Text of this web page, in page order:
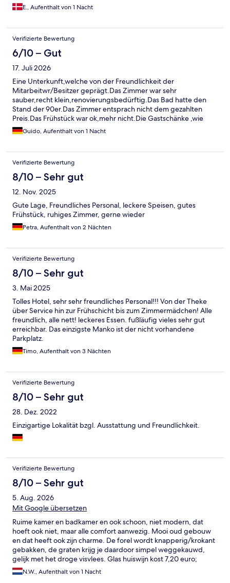
E., Aufenthalt von 1 Nacht
Verifizierte Bewertung
6/10 – Gut
17. Juli 2026
Eine Unterkunft,welche von der Freundlichkeit der
Mitarbeitwr/Besitzer geprägt.Das Zimmer war sehr
sauber,recht klein,renovierungsbedürftig.Das Bad hatte den
Stand der 90er.Das Zimmer entsprach nicht dem gezahlten
Preis.Das Frühstück war ok,mehr nicht.Die Gastschänke ,wie
auch der Aussenbereich waren sehr einladend.Angeboten
wurde lokale Küche,wie Forellwn,Krüstchenbraten etc.Dass
essen,jedoch nicht übernachten
Guido, Aufenthalt von 1 Nacht
Verifizierte Bewertung
8/10 – Sehr gut
12. Nov. 2025
Gute Lage, Freundliches Personal, leckere Speisen, gutes
Frühstück, ruhiges Zimmer, gerne wieder
Petra, Aufenthalt von 2 Nächten
Verifizierte Bewertung
8/10 – Sehr gut
3. Mai 2025
Tolles Hotel, sehr sehr freundliches Personal!!! Von der Theke
über Service hin zur Frühschicht bis zum Zimmermädchen! Alle
freundlich, alle nett! leckeres Essen. fußläufig vieles sehr gut
erreichbar. Das einzigste Manko ist der nicht vorhandene
Parkplatz.
Timo, Aufenthalt von 3 Nächten
Verifizierte Bewertung
8/10 – Sehr gut
28. Dez. 2022
Einzigartige Lokalität bzgl. Ausstattung und Freundlichkeit.
Verifizierte Bewertung
8/10 – Sehr gut
5. Aug. 2026
Mit Google übersetzen
Ruime kamer en badkamer en ook schoon, niet modern, dat
hoeft ook niet, maar alle comfort aanwezig. Mooi oud gebouw
en dat heeft ook zijn charme. De forel wordt knapperig/krokant
gebakken, de graten krijg je daardoor simpel weggekauwd,
gelijk met het droge visvlees. Glas huiswijn kost 7,20 euro;
wijnschorle (half wijn/half water) 0,2 ltr kost ook 7,20. Klein
plaatsje met veel oude maar mooie huizen en diverse winkels.
N.W., Aufenthalt von 1 Nacht